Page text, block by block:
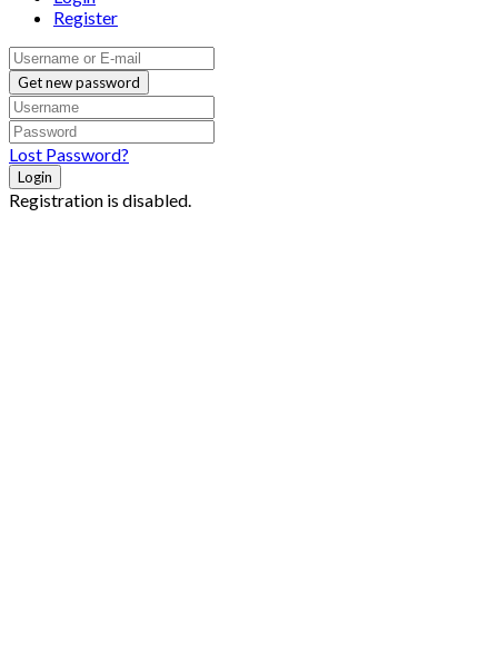
Register
Get new password
Lost Password?
Login
Registration is disabled.